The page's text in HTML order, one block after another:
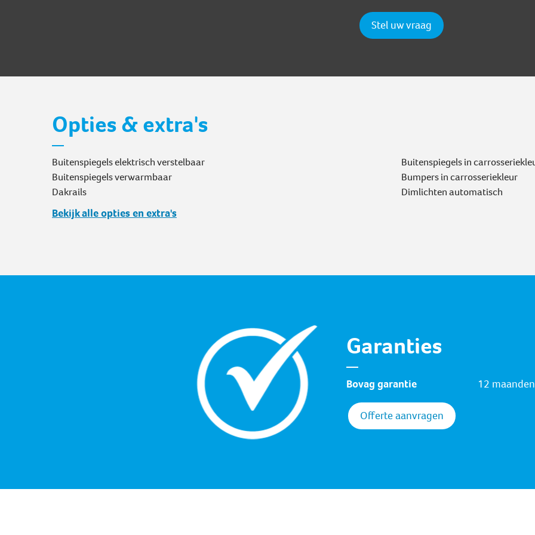
Stel uw vraag
Opties & extra's
Buitenspiegels elektrisch verstelbaar
Buitenspiegels in
Buitenspiegels verwarmbaar
Bumpers in carrosseriekleur
Dakrails
Dimlichten automatisch
Bekijk alle opties en extra's
Garanties
Bovag garantie 12 maanden
Offerte aanvragen